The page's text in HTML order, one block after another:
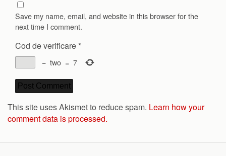
Save my name, email, and website in this browser for the
next time I comment.
Cod de verificare *
− two = 7
This site uses Akismet to reduce spam. Learn how your
comment data is processed.